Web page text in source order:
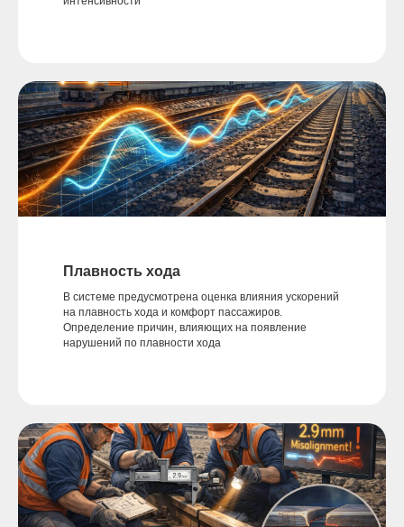
Плавность хода
В системе предусмотрена оценка влияния ускорений
на плавность хода и комфорт пассажиров.
Определение причин, влияющих на появление
нарушений по плавности хода